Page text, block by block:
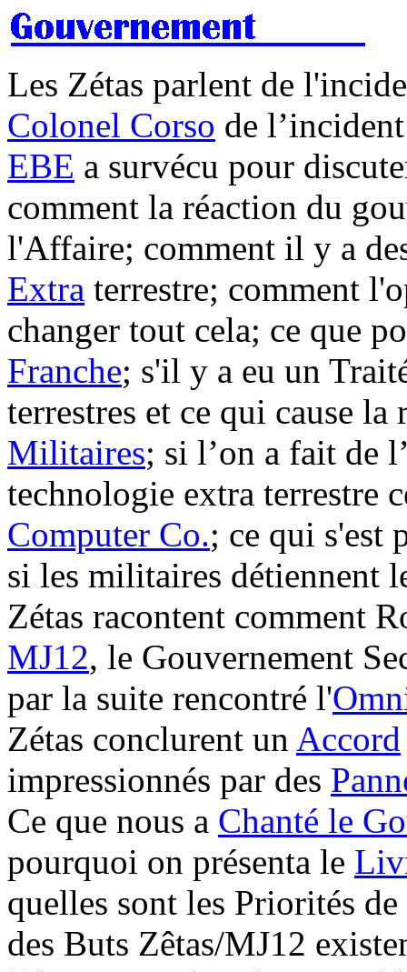
Les Zétas parlent de
Colonel Corso de
EBE a survécu pour
comment la réaction du
l'Affaire; comment il y a
Extra terrestre; comment
changer tout cela; ce que
Franche; s'il y a eu un
terrestres et ce qui cause la
Militaires; si l’on a fait de
technologie extra terrestre
Computer Co.; ce qui s'est
si les militaires détiennent
Zétas racontent comment
MJ12, le Gouvernement
par la suite rencontré l'
Zétas conclurent un Accord
impressionnés par des
Ce que nous a Chanté le
pourquoi on présenta le
quelles sont les Priorités
des Buts Zêtas/MJ12